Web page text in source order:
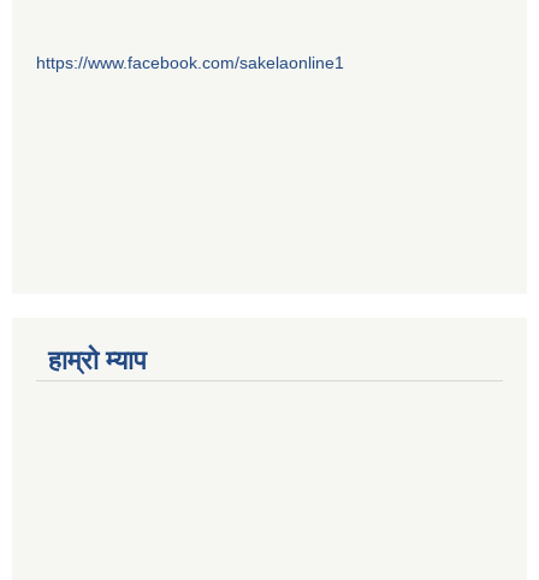
https://www.facebook.com/sakelaonline1
हाम्राे म्याप